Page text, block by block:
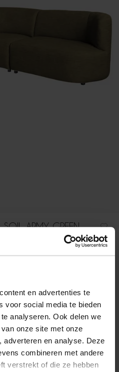
en advertenties te
voor social media te bieden
analyseren. Ook delen we
onze site met onze
adverteren en analyse. Deze
combineren met andere
verstrekt of die ze hebben
SOIL ARMY GREEN
zachte rondingen zorgen voor
en vintage. De poten zijn
+ opties
+ kleuropties